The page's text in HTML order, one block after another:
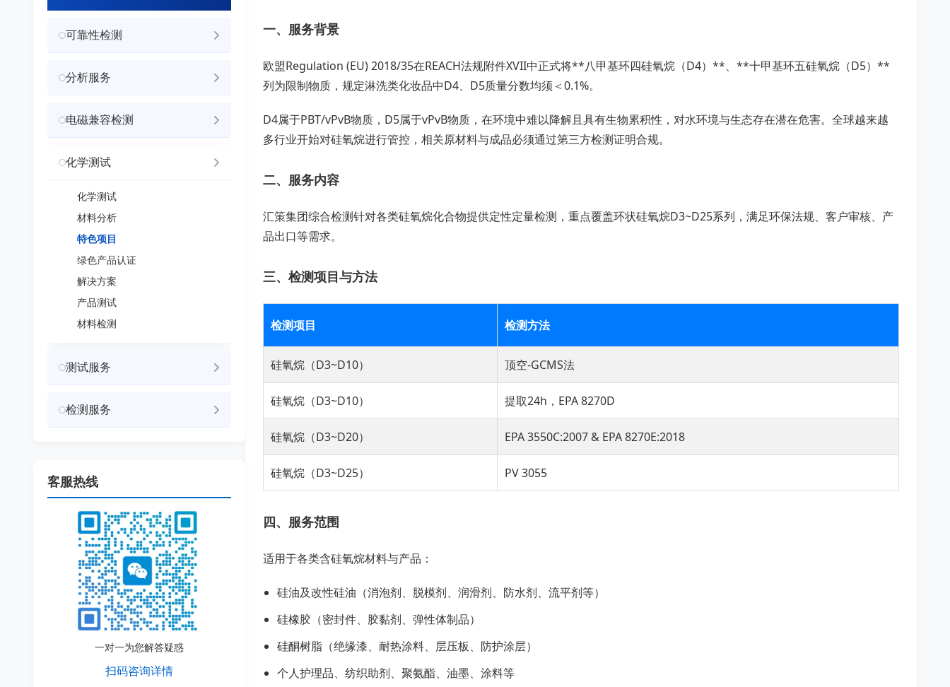
一、服务背景
欧盟Regulation (EU) 2018/35在REACH法规附件XVII中正式将**八甲基环四硅氧烷（D4）**、**十甲基环五硅氧烷（D5）**
列为限制物质，规定淋洗类化妆品中D4、D5质量分数均须＜0.1%。
D4属于PBT/vPvB物质，D5属于vPvB物质，在环境中难以降解且具有生物累积性，对水环境与生态存在潜在危害。全球越来越
多行业开始对硅氧烷进行管控，相关原材料与成品必须通过第三方检测证明合规。
二、服务内容
汇策集团综合检测针对各类硅氧烷化合物提供定性定量检测，重点覆盖环状硅氧烷D3~D25系列，满足环保法规、客户审核、产
品出口等需求。
三、检测项目与方法
检测项目 检测方法
硅氧烷（D3~D10） 顶空-GCMS法
硅氧烷（D3~D10） 提取24h，EPA 8270D
硅氧烷（D3~D20） EPA 3550C:2007 & EPA 8270E:2018
硅氧烷（D3~D25） PV 3055
四、服务范围
适用于各类含硅氧烷材料与产品：
硅油及改性硅油（消泡剂、脱模剂、润滑剂、防水剂、流平剂等）
硅橡胶（密封件、胶黏剂、弹性体制品）
硅酮树脂（绝缘漆、耐热涂料、层压板、防护涂层）
个人护理品、纺织助剂、聚氨酯、油墨、涂料等
可靠性检测
分析服务
电磁兼容检测
化学测试
化学测试
材料分析
特色项目
绿色产品认证
解决方案
产品测试
材料检测
测试服务
检测服务
客服热线
一对一为您解答疑惑
扫码咨询详情